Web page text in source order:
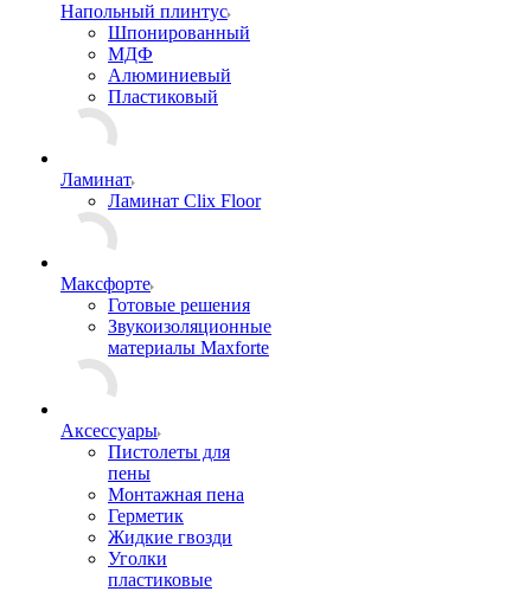
Напольный плинтус
Шпонированный
МДФ
Алюминиевый
Пластиковый
Ламинат
Ламинат Clix Floor
Максфорте
Готовые решения
Звукоизоляционные
материалы Maxforte
Аксессуары
Пистолеты для
пены
Монтажная пена
Герметик
Жидкие гвозди
Уголки
пластиковые